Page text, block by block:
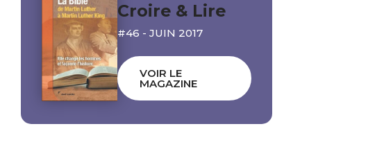
Croire & Lire
#46 - JUIN 2017
VOIR LE
MAGAZINE